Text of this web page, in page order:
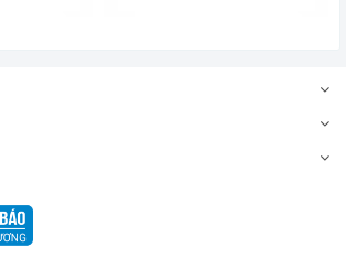
Hỗ trợ nhiều chương trình (theo phân